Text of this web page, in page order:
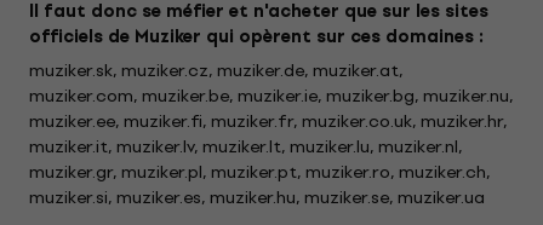
Il faut donc se méfier et n'acheter que sur les sites
officiels de Muziker qui opèrent sur ces domaines :
muziker.sk, muziker.cz, muziker.de, muziker.at,
muziker.com, muziker.be, muziker.ie, muziker.bg, muziker.nu,
muziker.ee, muziker.fi, muziker.fr, muziker.co.uk, muziker.hr,
muziker.it, muziker.lv, muziker.lt, muziker.lu, muziker.nl,
muziker.gr, muziker.pl, muziker.pt, muziker.ro, muziker.ch,
muziker.si, muziker.es, muziker.hu, muziker.se, muziker.ua